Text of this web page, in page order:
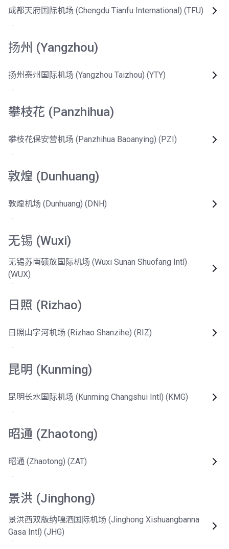
成都天府国际机场 (Chengdu Tianfu International) (TFU)
扬州 (Yangzhou)
扬州泰州国际机场 (Yangzhou Taizhou) (YTY)
攀枝花 (Panzhihua)
攀枝花保安营机场 (Panzhihua Baoanying) (PZI)
敦煌 (Dunhuang)
敦煌机场 (Dunhuang) (DNH)
无锡 (Wuxi)
无锡苏南硕放国际机场 (Wuxi Sunan Shuofang Intl)
(WUX)
日照 (Rizhao)
日照山字河机场 (Rizhao Shanzihe) (RIZ)
昆明 (Kunming)
昆明长水国际机场 (Kunming Changshui Intl) (KMG)
昭通 (Zhaotong)
昭通 (Zhaotong) (ZAT)
景洪 (Jinghong)
景洪西双版纳嘎洒国际机场 (Jinghong Xishuangbanna
Gasa Intl) (JHG)